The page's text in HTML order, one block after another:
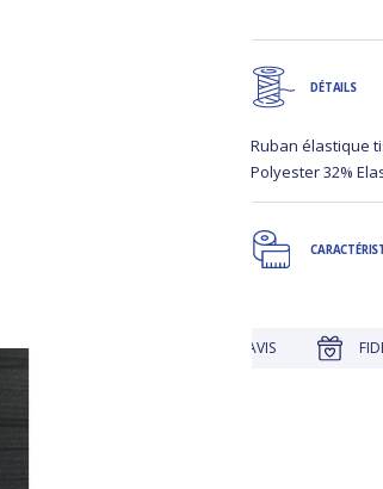
DÉTAILS
Ruban élastique
Polyester 32%
POUR CHANGER D'AVIS FIDÉLITÉ